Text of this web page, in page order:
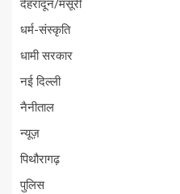
देहरादून/मसूरी
धर्म-संस्कृति
धामी सरकार
नई दिल्ली
नैनीताल
न्यूज़
पिथौरागढ़
पुलिस